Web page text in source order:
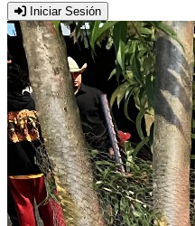
Iniciar Sesión